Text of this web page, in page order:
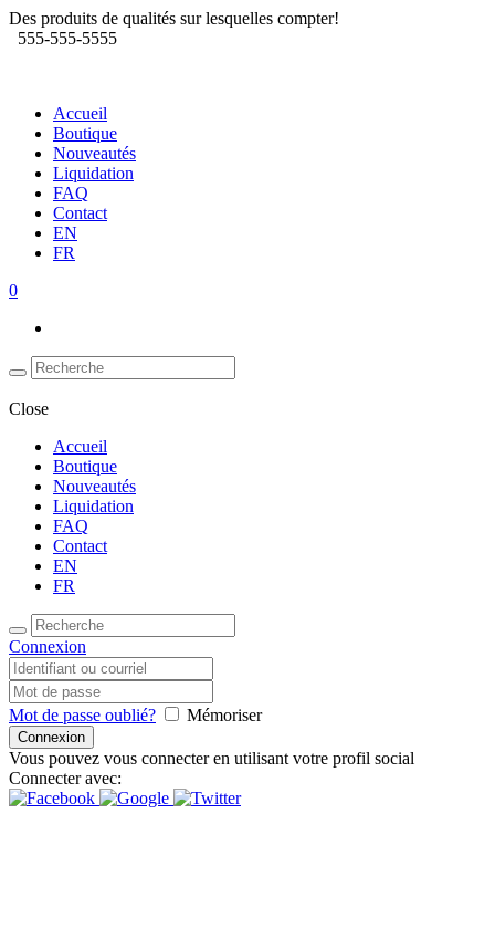
Des produits de qualités sur lesquelles compter!
555-555-5555
Accueil
Boutique
Nouveautés
Liquidation
FAQ
Contact
EN
FR
0
Close
Accueil
Boutique
Nouveautés
Liquidation
FAQ
Contact
EN
FR
Connexion
Mot de passe oublié? Mémoriser
Vous pouvez vous connecter en utilisant votre profil social
Connecter avec: